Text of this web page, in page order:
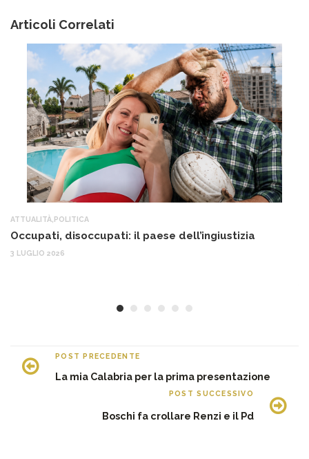
Articoli Correlati
ATTUALITÀ POLITICA
Occupati, disoccupati: il paese dell’ingiustizia
3 LUGLIO 2026
POST PRECEDENTE
La mia Calabria per la prima presentazione
POST SUCCESSIVO
Boschi fa crollare Renzi e il Pd